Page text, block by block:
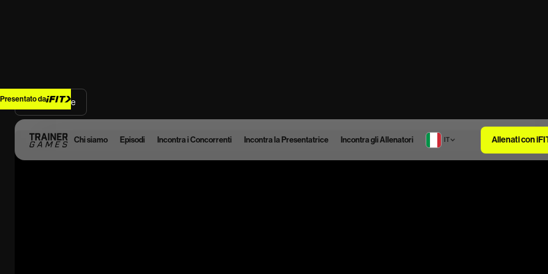
Chi siamo Episodi Incontra i Concorrenti Incontra la Presentatrice Incontra gli Allenatori IT Allenati con
Presentato daBack Home